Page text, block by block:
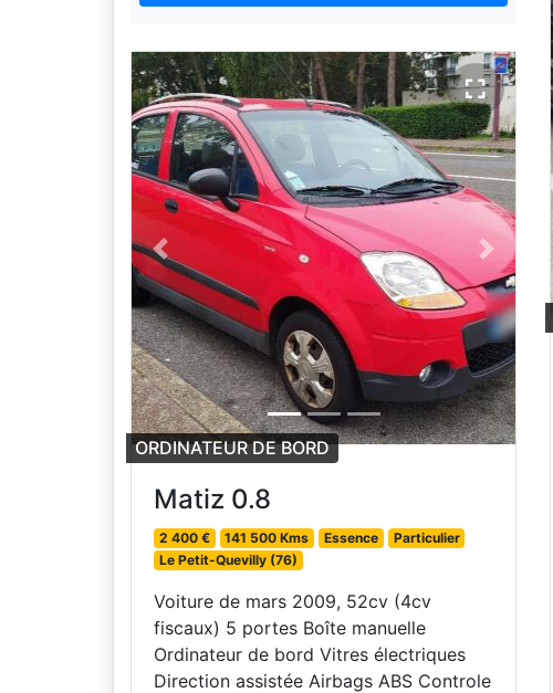
Previous Next
ORDINATEUR DE BORD
Matiz 0.8
2 400 € 141 500 Kms Essence
Particulier
Le Petit-Quevilly (76)
Voiture de mars 2009, 52cv (4cv
fiscaux) 5 portes Boîte manuelle
Ordinateur de bord Vitres électriques
Direction assistée Airbags ABS Controle